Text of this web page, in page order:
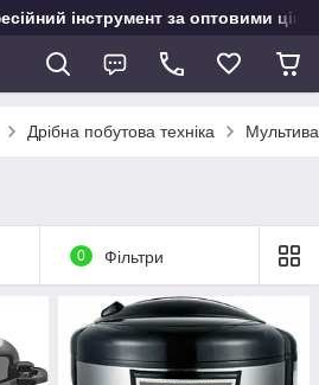
інструмент за оптовими
Дрібна побутова техніка
0 Фільтри